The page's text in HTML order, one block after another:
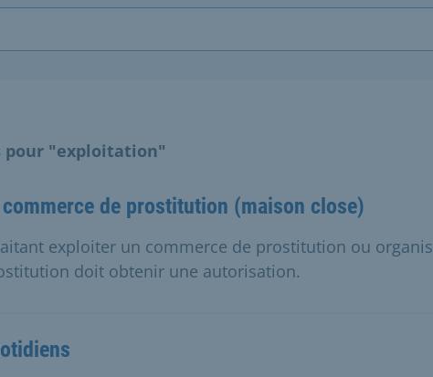
pour "exploitation"
de prostitution (maison close)
exploiter un commerce de prostitution ou
doit obtenir une autorisation.